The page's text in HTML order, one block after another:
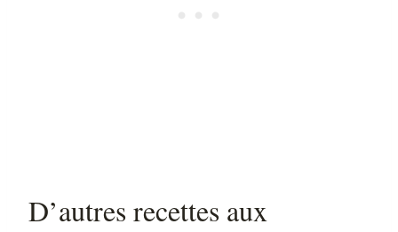
D’autres recettes aux